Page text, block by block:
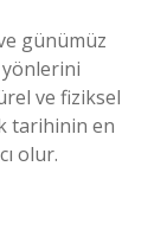
günümüz
yönlerini
ve fiziksel
tarihinin en
olur.